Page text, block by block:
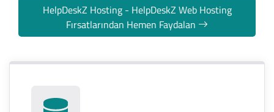
HelpDeskZ Hosting - HelpDeskZ Web Hosting
Fırsatlarından Hemen Faydalan